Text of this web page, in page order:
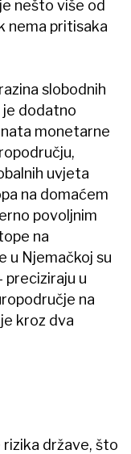
nešto više od
nema pritisaka
slobodnih
je dodatno
monetarne
uvjeta
na domaćem
povoljnim
na
u Njemačkoj su
u
na
kroz dva
rizika države, što